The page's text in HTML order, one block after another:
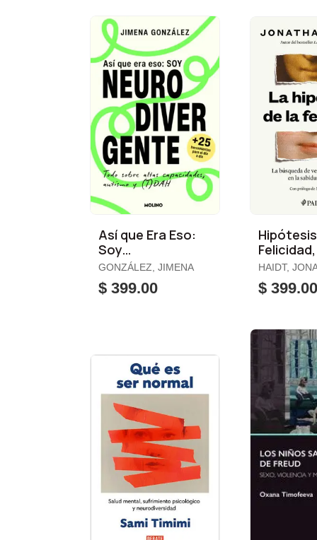
Así que Era Eso:
Soy
Neurodivergente
GONZÁLEZ, JIMENA
$ 399.00
HAIDT,
$